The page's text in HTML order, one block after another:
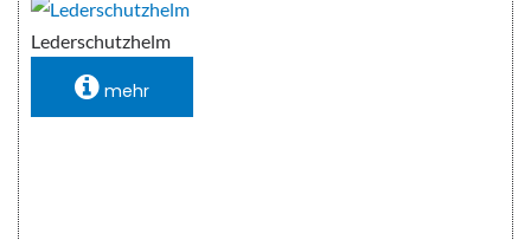
Lederschutzhelm
mehr